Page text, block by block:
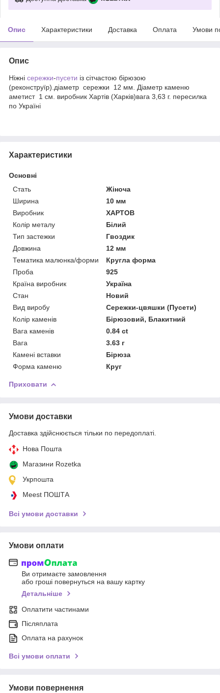
Опис Характеристики Доставка Оплата Умови
Опис
Ніжні сережки-пусети із сітчастою бірюзою
(реконструїр).діаметр сережки 12 мм. Діаметр каменю
аметист 1 см. виробник Хартів (Харків)вага 3,63 г. пересилка
по Україні
Характеристики
Основні
Стать
Жіноча
Ширина
10 мм
Виробник
ХАРТОВ
Колір металу
Білий
Тип застежки
Гвоздик
Довжина
12 мм
Тематика малюнка/форми
Кругла форма
Проба
925
Країна виробник
Україна
Стан
Новий
Вид виробу
Сережки-цвяшки (Пусети)
Колір каменів
Бірюзовий, Блакитний
Вага каменів
0.84 ct
Вага
3.63 г
Камені вставки
Бірюза
Форма каменю
Круг
Приховати
Умови доставки
Доставка здійснюється тільки по передоплаті.
Нова Пошта
Магазини Rozetka
Укрпошта
Meest ПОШТА
Всі умови доставки
Умови оплати
Ви отримаєте замовлення
або гроші повернуться на вашу картку
Детальніше
Оплатити частинами
Післяплата
Оплата на рахунок
Всі умови оплати
Умови повернення